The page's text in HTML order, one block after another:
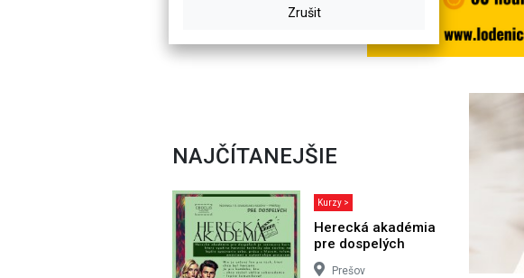
NAJČÍTANEJŠIE
Kurzy >
Herecká akadémia
pre dospelých
Prešov